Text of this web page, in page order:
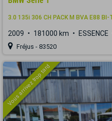
3.0 135i 306 CH PACK M BVA E88 BI-
2009 181000 km ESSENCE
Fréjus - 83520
Vous arrivez trop tard